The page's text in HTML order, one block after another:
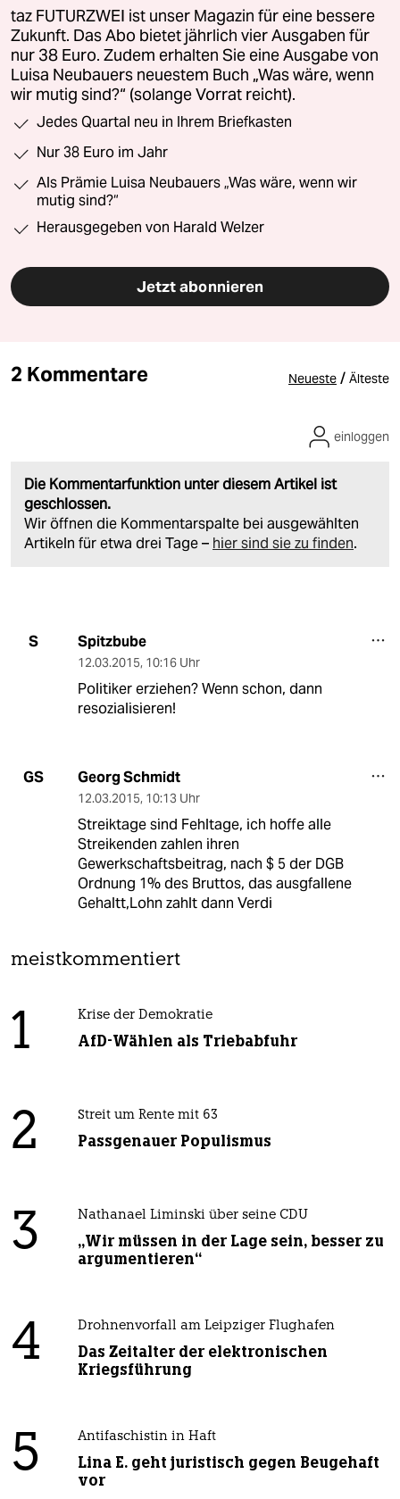
taz FUTURZWEI ist unser Magazin für eine bessere
Zukunft. Das Abo bietet jährlich vier Ausgaben für
nur 38 Euro. Zudem erhalten Sie eine Ausgabe von
Luisa Neubauers neuestem Buch „Was wäre, wenn
wir mutig sind?“ (solange Vorrat reicht).
Jedes Quartal neu in Ihrem Briefkasten
Nur 38 Euro im Jahr
Als Prämie Luisa Neubauers „Was wäre, wenn wir
mutig sind?“
Herausgegeben von Harald Welzer
Jetzt abonnieren
2 Kommentare Neueste / Älteste
Die Kommentarfunktion unter diesem Artikel ist
geschlossen.
Wir öffnen die Kommentarspalte bei ausgewählten
Artikeln für etwa drei Tage – hier sind sie zu finden.
einloggen
S Spitzbube
12.03.2015, 10:16 Uhr
Politiker erziehen? Wenn schon, dann
resozialisieren!
GS Georg Schmidt
12.03.2015, 10:13 Uhr
Streiktage sind Fehltage, ich hoffe alle
Streikenden zahlen ihren
Gewerkschaftsbeitrag, nach $ 5 der DGB
Ordnung 1% des Bruttos, das ausgfallene
Gehaltt,Lohn zahlt dann Verdi
meistkommentiert
1 Krise der Demokratie
AfD-Wählen als Triebabfuhr
2 Streit um Rente mit 63
Passgenauer Populismus
3 Nathanael Liminski über seine CDU
„Wir müssen in der Lage sein, besser zu
argumentieren“
4 Drohnenvorfall am Leipziger Flughafen
Das Zeitalter der elektronischen
Kriegsführung
5 Antifaschistin in Haft
Lina E. geht juristisch gegen Beugehaft
vor